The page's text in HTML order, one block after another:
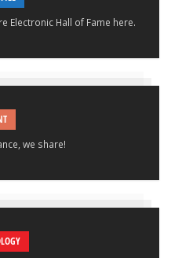
Electronic Hall of Fame here.
we share!